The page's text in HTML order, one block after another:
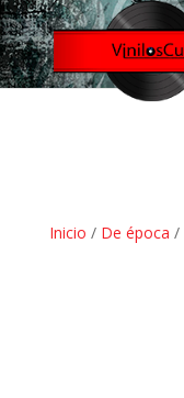
Inicio / De época /